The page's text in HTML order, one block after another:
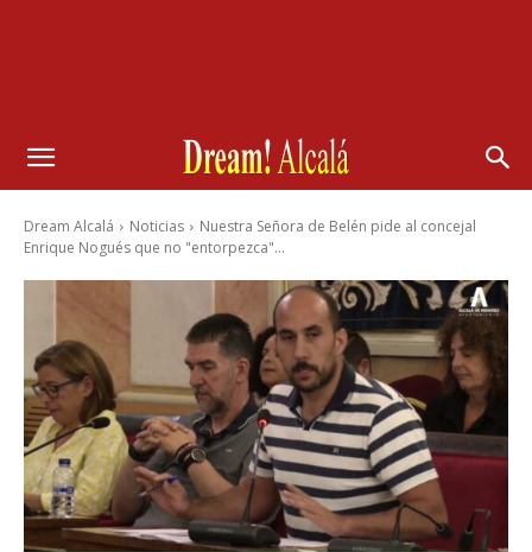
Dream Alcalá Noticias
Nuestra Señora de Belén pide al concejal
Enrique Nogués que no "entorpezca"...